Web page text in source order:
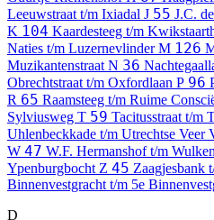
Leeuwstraat t/m Ixiadal J 55 J.C.
K 104 Kaardesteeg t/m
Naties t/m LuzernevlinderM 126
Muzikantenstraat N 36
Obrechtstraat t/m Oxfordlaan P 96
R 65 Raamsteeg t/m Ruime
Sylviusweg T 59 Tacitusstraat t/m
Uhlenbeckkade t/m Utrechtse Veer
W 47 W.F. Hermanshof t/m
Ypenburgbocht Z 45 Zaagjesbank
Binnenvestgracht t/m 5e
D